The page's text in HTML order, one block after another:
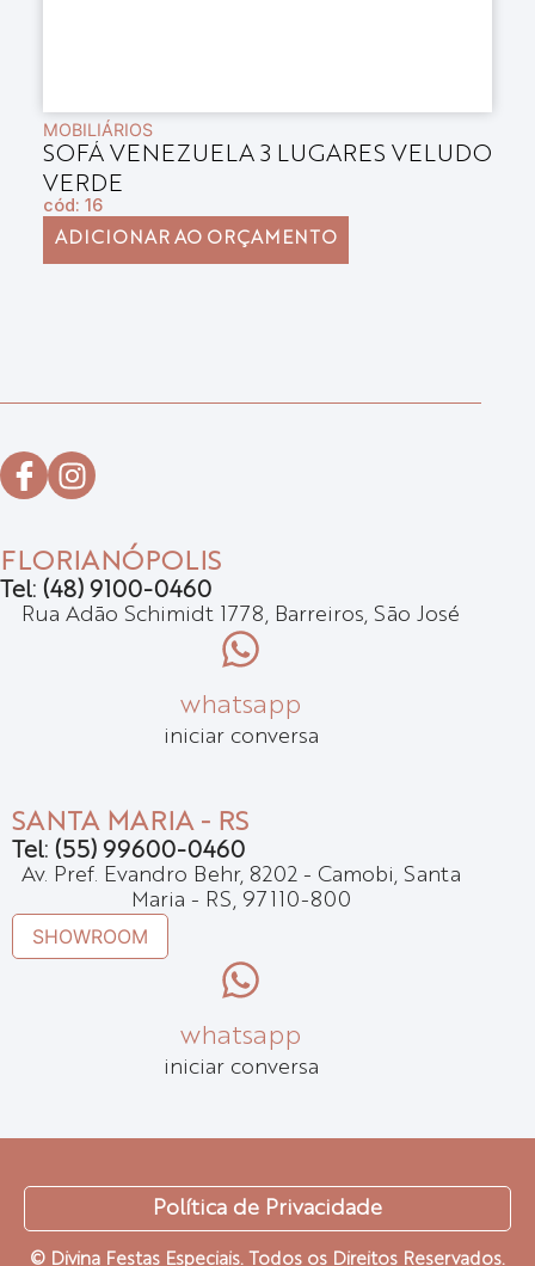
MOBILIÁRIOS
SOFÁ VENEZUELA 3 LUGARES VELUDO
VERDE
cód: 16
ADICIONAR AO ORÇAMENTO
FLORIANÓPOLIS
Tel: (48) 9100-0460
Rua Adão Schimidt 1778, Barreiros, São José
whatsapp
iniciar conversa
SANTA MARIA - RS
Tel: (55) 99600-0460
Av. Pref. Evandro Behr, 8202 - Camobi, Santa
Maria - RS, 97110-800
SHOWROOM
whatsapp
iniciar conversa
© Divina Festas Especiais. Todos os Direitos Reservados.
Política de Privacidade